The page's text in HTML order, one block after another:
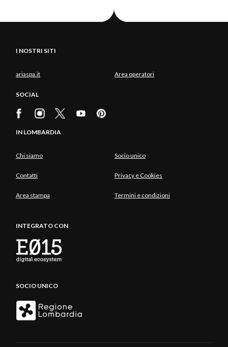
I NOSTRI SITI
ariaspa.it Area operatori
SOCIAL
IN LOMBARDIA
Chi siamo Socio unico
Contatti Privacy e Cookies
Area stampa Termini e condizioni
INTEGRATO CON
SOCIO UNICO